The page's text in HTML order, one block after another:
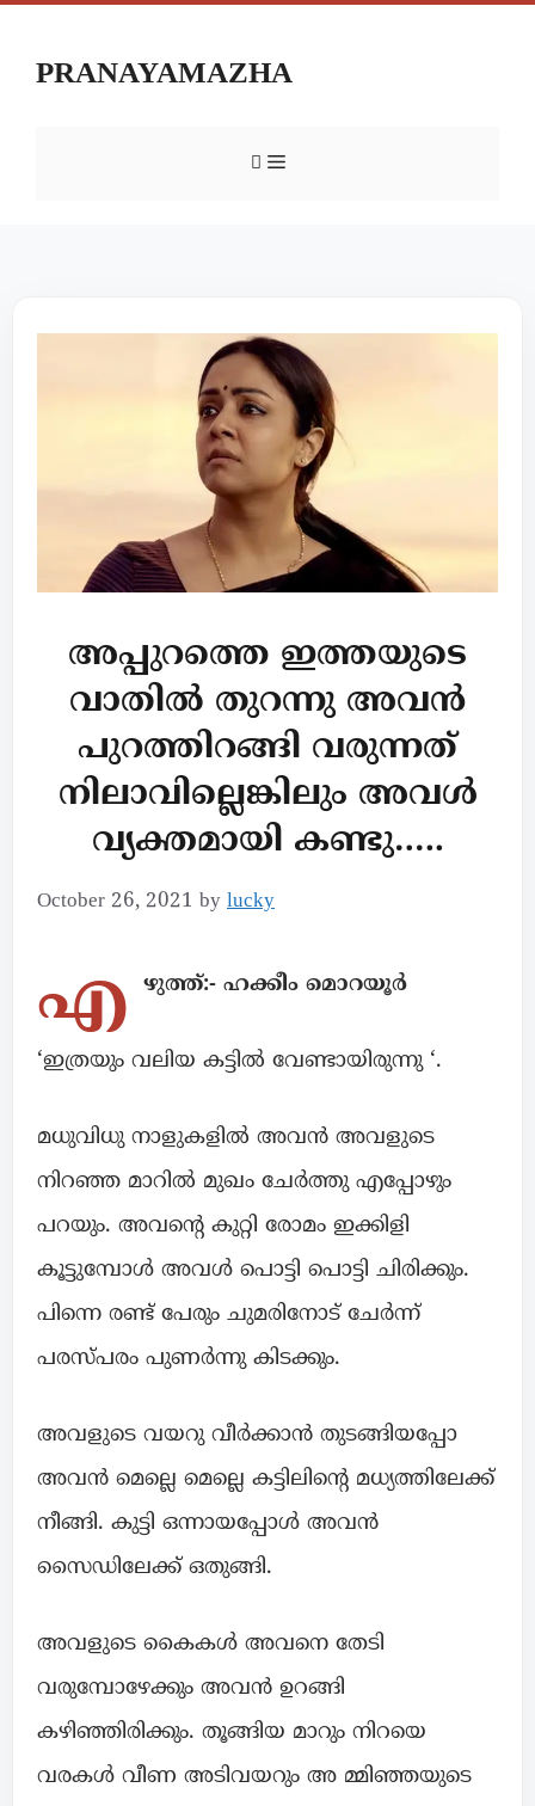
PRANAYAMAZHA
അപ്പുറത്തെ ഇത്തയുടെ
വാതിൽ തുറന്നു അവൻ
പുറത്തിറങ്ങി വരുന്നത്
നിലാവില്ലെങ്കിലും അവൾ
വ്യക്തമായി കണ്ടു…..
October 26, 2021 by lucky
എ ഴുത്ത്:- ഹക്കീം മൊറയൂർ
‘ഇത്രയും വലിയ കട്ടിൽ വേണ്ടായിരുന്നു ‘.
മധുവിധു നാളുകളിൽ അവൻ അവളുടെ
നിറഞ്ഞ മാറിൽ മുഖം ചേർത്തു എപ്പോഴും
പറയും. അവന്റെ കുറ്റി രോമം ഇക്കിളി
കൂട്ടുമ്പോൾ അവൾ പൊട്ടി പൊട്ടി ചിരിക്കും.
പിന്നെ രണ്ട് പേരും ചുമരിനോട് ചേർന്ന്
പരസ്പരം പുണർന്നു കിടക്കും.
അവളുടെ വയറു വീർക്കാൻ തുടങ്ങിയപ്പോ
അവൻ മെല്ലെ മെല്ലെ കട്ടിലിന്റെ മധ്യത്തിലേക്ക്
നീങ്ങി. കുട്ടി ഒന്നായപ്പോൾ അവൻ
സൈഡിലേക്ക് ഒതുങ്ങി.
അവളുടെ കൈകൾ അവനെ തേടി
വരുമ്പോഴേക്കും അവൻ ഉറങ്ങി
കഴിഞ്ഞിരിക്കും. തൂങ്ങിയ മാറും നിറയെ
വരകൾ വീണ അടിവയറും അ മ്മിഞ്ഞയുടെ